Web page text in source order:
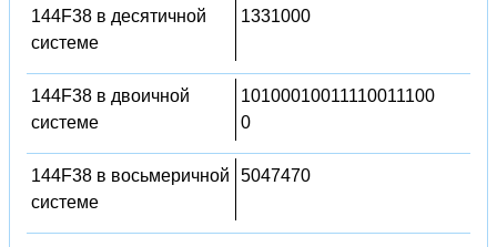
144F38 в десятичной
системе
1331000
144F38 в двоичной
системе
10100010011110011100
0
144F38 в восьмеричной
системе
5047470